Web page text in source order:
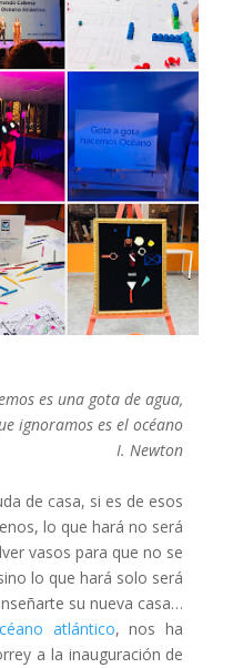
es una gota de agua,
ignoramos es el océano
I. Newton
de casa, si es de esos
lo que hará no será
vasos para que no se
lo que hará solo será
su nueva casa…
atlántico, nos ha
a la inauguración de